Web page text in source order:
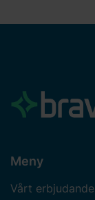
J
Jönköping
Meny
Vårt erbjudande